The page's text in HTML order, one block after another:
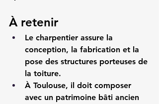
À retenir
Le charpentier assure la
conception, la fabrication et la
pose des structures porteuses de
la toiture.
À Toulouse, il doit composer
avec un patrimoine bâti ancien